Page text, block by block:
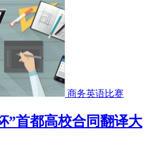
商务英语比赛
”首都高校合同翻译大